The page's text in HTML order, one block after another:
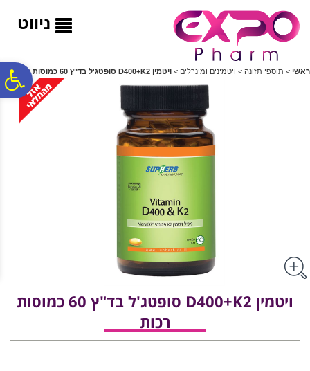
ניווט
ראשי > תוספי תזונה > ויטמינים ומינרלים > ויטמין D400+K2 סופטג'ל בד"ץ 60 כמוסות רכות
ויטמין D400+K2 סופטג'ל בד"ץ 60 כמוסות
רכות